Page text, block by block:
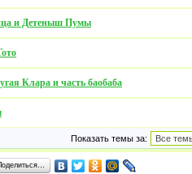
и Детеныш Пумы
Клара и часть баобаба
Показать темы за: